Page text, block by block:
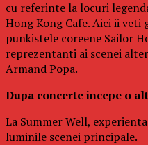
cu referinte la locuri
Hong Kong Cafe. Aici ii
punkistele coreene Sailor
reprezentanti ai scenei
Armand Popa.
Dupa concerte incepe o
La Summer Well,
luminile scenei principale.